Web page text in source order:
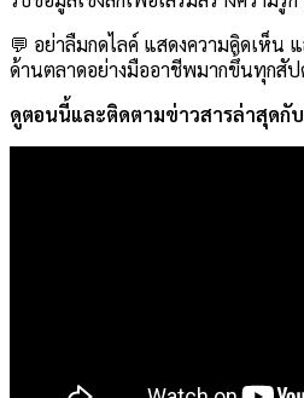
💬 อย่าลืมกดไลค์ แสดงความคิดเห็น
ด้านตลาดอย่างมืออาชีพมากขึ้นทุกสั
ดูตอนนี้และติดตามข่าวสารล่าสุดกับ